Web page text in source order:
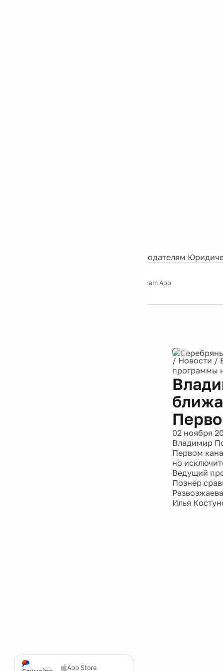
Рекламодателям
Telegram App
App Store
/ Новости /
программы
02 ноября
Владимир
Первом
но
Ведущий
Познер
Илья